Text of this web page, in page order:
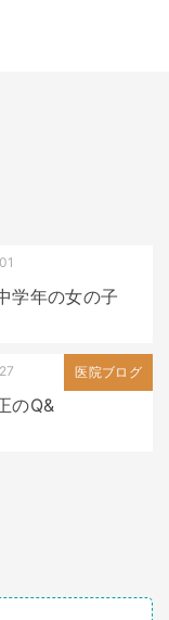
学年の女の子
医院ブログ
のQ&